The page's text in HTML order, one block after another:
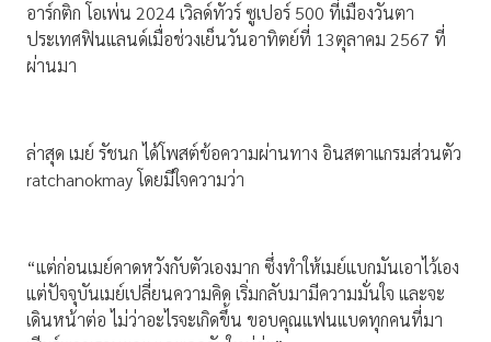
อาร์กติก โอเพ่น 2024 เวิลด์ทัวร์ ซูเปอร์ 500 ที่เมืองวันตา
ประเทศฟินแลนด์เมื่อช่วงเย็นวันอาทิตย์ที่ 13ตุลาคม 2567 ที่
ผ่านมา
ล่าสุด เมย์ รัชนก ได้โพสต์ข้อความผ่านทาง อินสตาแกรมส่วนตัว
ratchanokmay โดยมีใจความว่า
“แต่ก่อนเมย์คาดหวังกับตัวเองมาก ซึ่งทำให้เมย์แบกมันเอาไว้เอง
แต่ปัจจุบันเมย์เปลี่ยนความคิด เริ่มกลับมามีความมั่นใจ และจะ
เดินหน้าต่อ ไม่ว่าอะไรจะเกิดขึ้น ขอบคุณแฟนแบดทุกคนที่มา